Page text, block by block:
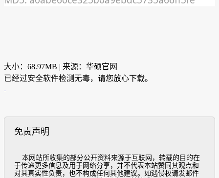
大小：68.97MB | 来源：华硕官网
已经过安全软件检测无毒，请您放心下载。
免责声明
于传递更多信息及用于网络分享，并不代表本站赞同其观点和
对其真实性负责，也不构成任何其他建议。如遇侵权请发邮件